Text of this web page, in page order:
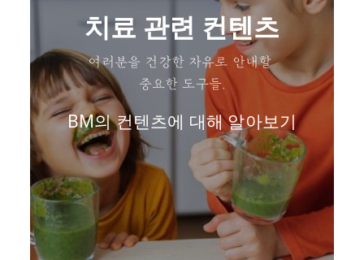
치료 관련 컨텐츠
여러분을 건강한 자유로 안내할
중요한 도구들.
BM의 컨텐츠에 대해 알아보기